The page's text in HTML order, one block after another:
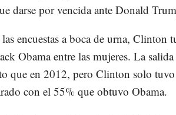
darse por vencida ante Donald
encuestas a boca de urna, Clinton
Obama entre las mujeres. La
que en 2012, pero Clinton solo
con el 55% que obtuvo Obama.